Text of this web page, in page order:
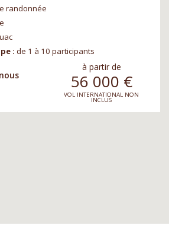
randonnée
: de 1 à 10 participants
à partir de
56 000 €
VOL INTERNATIONAL NON
INCLUS